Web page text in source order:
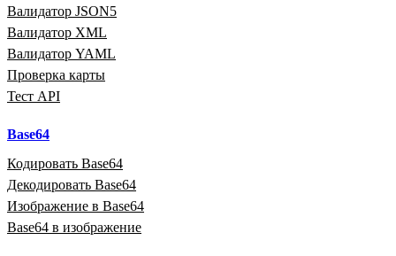
Валидатор JSON5
Валидатор XML
Валидатор YAML
Проверка карты
Тест API
Base64
Кодировать Base64
Декодировать Base64
Изображение в Base64
Base64 в изображение